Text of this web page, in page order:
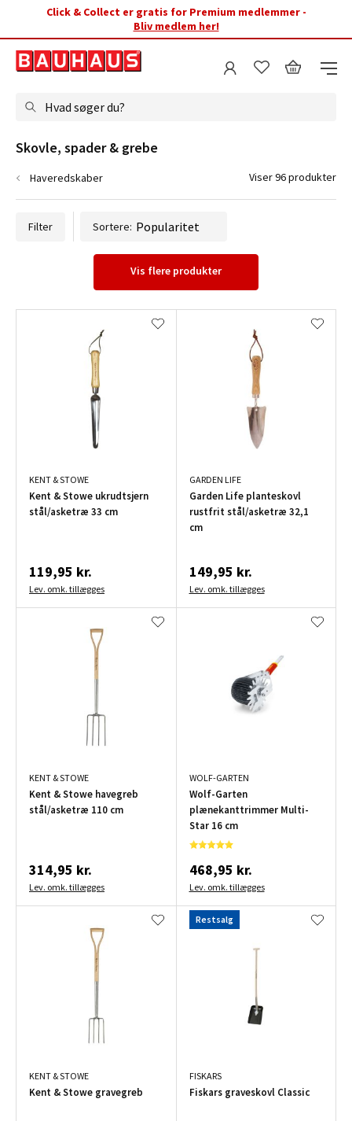
Click & Collect er gratis for Premium medlemmer -
Bliv medlem her!
Hvad søger du?
Filter Sortere:
Vis flere produkter
KENT & STOWE
Kent & Stowe ukrudtsjern
stål/asketræ 33 cm
119,95 kr.
Lev. omk. tillægges
GARDEN LIFE
Garden Life planteskovl
rustfrit stål/asketræ 32,1
cm
149,95 kr.
Lev. omk. tillægges
KENT & STOWE
Kent & Stowe havegreb
stål/asketræ 110 cm
314,95 kr.
Lev. omk. tillægges
WOLF-GARTEN
Wolf-Garten
plænekanttrimmer Multi-
Star 16 cm
468,95 kr.
Lev. omk. tillægges
KENT & STOWE
Kent & Stowe gravegreb
Restsalg
FISKARS
Fiskars graveskovl Classic
Skovle, spader & grebe
Haveredskaber Viser 96 produkter